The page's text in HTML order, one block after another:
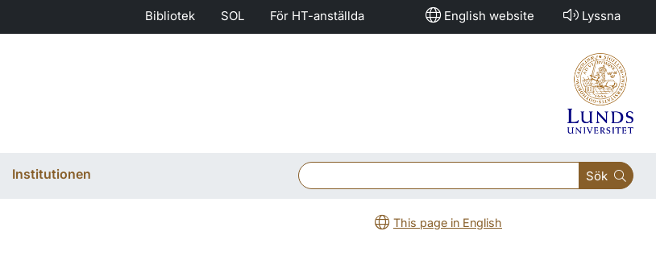
Bibliotek SOL För HT-anställda English website Lyssna
Institutionen Sök
This page in English